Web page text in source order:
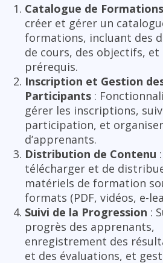
Catalogue de Formations
créer et gérer un
formations, incluant des
de cours, des objectifs, et
prérequis.
Inscription et Gestion
Participants :
gérer les inscriptions,
participation, et
d’apprenants.
Distribution de Contenu
télécharger et de
matériels de formation
formats (PDF, vidéos, e-
Suivi de la Progression :
progrès des apprenants,
enregistrement des
et des évaluations, et